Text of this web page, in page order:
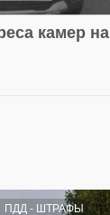
камер на
ПДД - ШТРАФЫ